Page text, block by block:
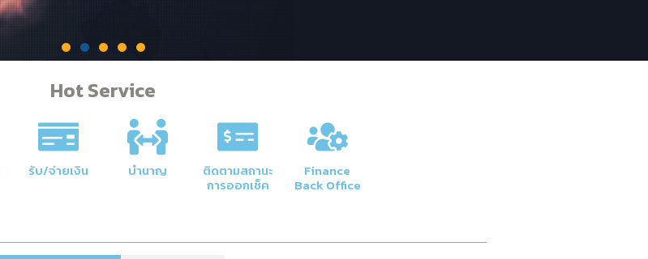
Hot Service
รับ/จ่ายเงิน บำนาญ ติดตามสถานะ
การออกเช็ค
Finance
Back Office